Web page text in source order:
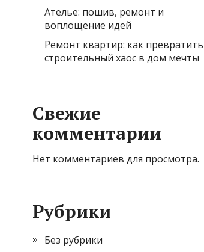
Ателье: пошив, ремонт и
воплощение идей
Ремонт квартир: как превратить
строительный хаос в дом мечты
Свежие
комментарии
Нет комментариев для просмотра.
Рубрики
Без рубрики